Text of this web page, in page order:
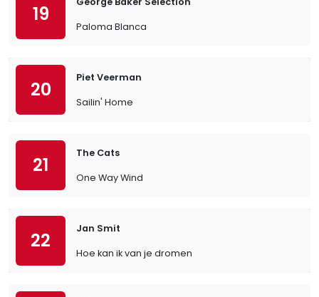
19
Paloma Blanca
20
Piet Veerman
Sailin' Home
21
The Cats
One Way Wind
22
Jan Smit
Hoe kan ik van je dromen